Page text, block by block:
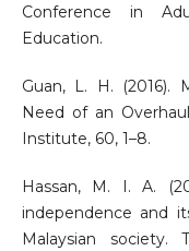
Conference in
Education.
Guan, L. H. (2016).
Need of an
Institute, 60, 1–8.
Hassan, M. I. A.
independence and
Malaysian society.